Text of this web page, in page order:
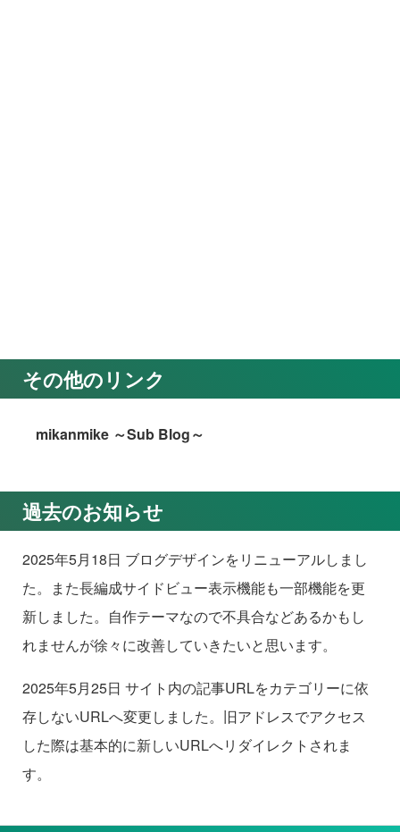
その他のリンク
mikanmike ～Sub Blog～
過去のお知らせ
2025年5月18日 ブログデザインをリニューアルしまし
た。また長編成サイドビュー表示機能も一部機能を更
新しました。自作テーマなので不具合などあるかもし
れませんが徐々に改善していきたいと思います。
2025年5月25日 サイト内の記事URLをカテゴリーに依
存しないURLへ変更しました。旧アドレスでアクセス
した際は基本的に新しいURLへリダイレクトされま
す。